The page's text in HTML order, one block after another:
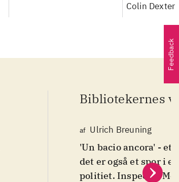
Colin Dexter
Bibliotekernes
af Ulrich Breuning
'Un bacio ancora' - et
det er også et spor i
politiet. Inspector
Feedback